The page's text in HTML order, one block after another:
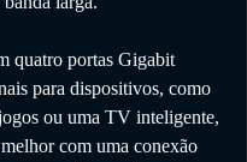
quatro portas Gigabit
para dispositivos, como
ou uma TV inteligente,
com uma conexão